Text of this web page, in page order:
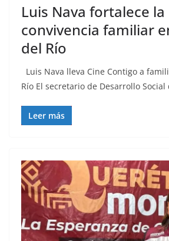
Luis Nava fortalece la
convivencia familiar
del Río
Luis Nava lleva Cine Contigo a
Río El secretario de Desarrollo Social
Leer más